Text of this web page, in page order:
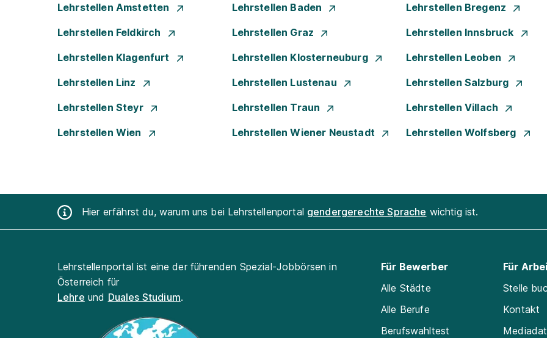
Lehrstellen Amstetten Lehrstellen Baden Lehrstellen Bregenz
Lehrstellen Feldkirch Lehrstellen Graz Lehrstellen Innsbruck
Lehrstellen Klagenfurt Lehrstellen Klosterneuburg Lehrstellen Leoben
Lehrstellen Linz Lehrstellen Lustenau Lehrstellen Salzburg
Lehrstellen Steyr Lehrstellen Traun Lehrstellen Villach
Lehrstellen Wien Lehrstellen Wiener Neustadt Lehrstellen Wolfsberg
Hier erfährst du, warum uns bei Lehrstellenportal gendergerechte Sprache wichtig ist.
Lehrstellenportal ist eine der führenden Spezial-Jobbörsen in
Österreich für
Lehre und Duales Studium.
Für Bewerber
Alle Städte
Alle Berufe
Berufswahltest
Für
Stelle
Kontakt